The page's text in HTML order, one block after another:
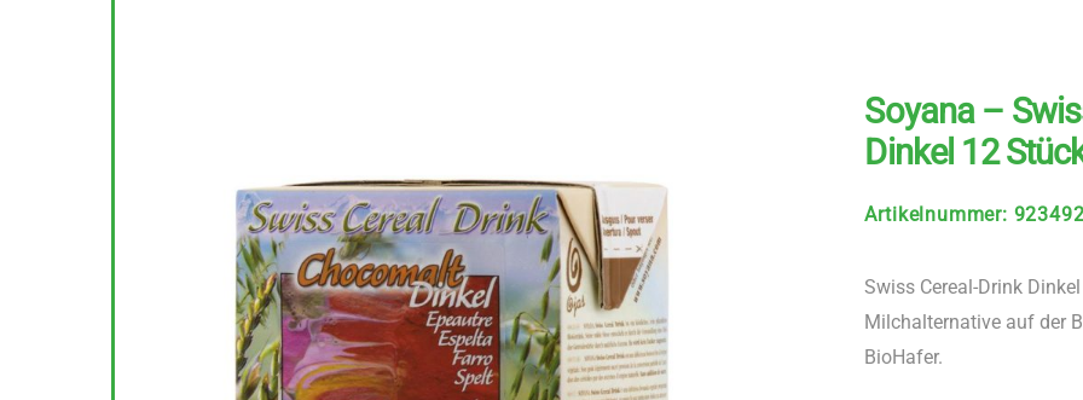
Soyana –
Dinkel 12
Artikelnummer:
Swiss Cereal-Drink
Milchalternative auf der
BioHafer.